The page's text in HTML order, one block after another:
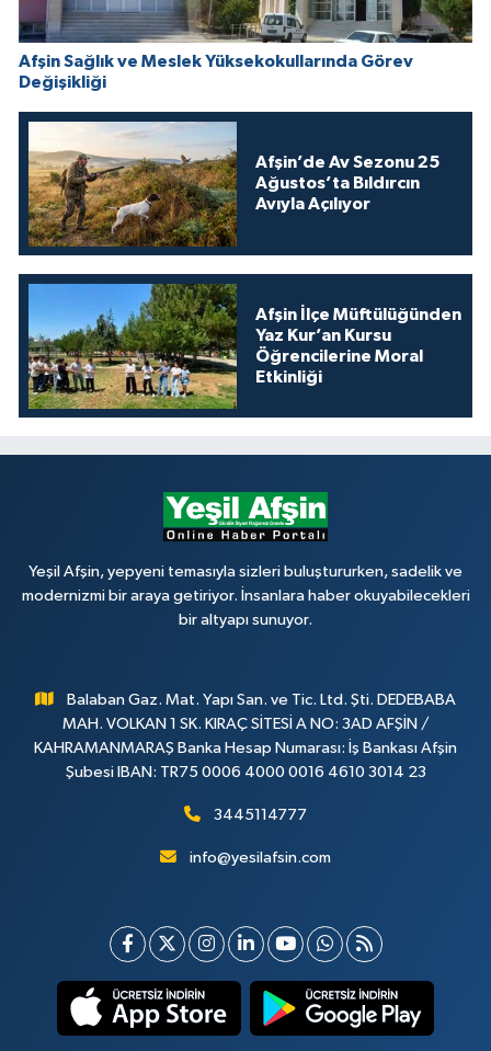
Afşin Sağlık ve Meslek Yüksekokullarında Görev
Değişikliği
Afşin’de Av Sezonu 25
Ağustos’ta Bıldırcın
Avıyla Açılıyor
Afşin İlçe Müftülüğünden
Yaz Kur’an Kursu
Öğrencilerine Moral
Etkinliği
Yeşil Afşin, yepyeni temasıyla sizleri buluştururken, sadelik ve
modernizmi bir araya getiriyor. İnsanlara haber okuyabilecekleri
bir altyapı sunuyor.
Balaban Gaz. Mat. Yapı San. ve Tic. Ltd. Şti. DEDEBABA
MAH. VOLKAN 1 SK. KIRAÇ SİTESİ A NO: 3AD AFŞİN /
KAHRAMANMARAŞ Banka Hesap Numarası: İş Bankası Afşin
Şubesi IBAN: TR75 0006 4000 0016 4610 3014 23
3445114777
info@yesilafsin.com